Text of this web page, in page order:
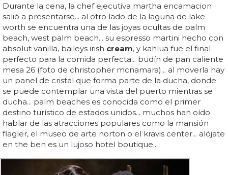
Durante la cena, la chef ejecutiva martha encamacion
salió a presentarse... al otro lado de la laguna de lake
worth se encuentra una de las joyas ocultas de palm
beach, west palm beach... su espresso martini hecho con
absolut vanilla, baileys irish cream, y kahlua fue el final
perfecto para la comida perfecta... budín de pan caliente
mesa 26 (foto de christopher mcnamara)... al moverla hay
un panel de cristal que forma parte de la ducha, donde
se puede contemplar una vista del puerto mientras se
ducha... palm beaches es conocida como el primer
destino turístico de estados unidos... muchos han oído
hablar de las atracciones populares como la mansión
flagler, el museo de arte norton o el kravis center... alójate
en the ben es un lujoso hotel boutique...